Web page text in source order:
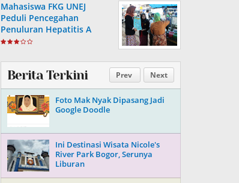
Bekas Kebakaran
Mahasiswa FKG UNEJ
Peduli Pencegahan
Penuluran Hepatitis A
Prev Next
Berita Terkini
Foto Mak Nyak Dipasang Jadi
Google Doodle
Ini Destinasi Wisata Nicole's
River Park Bogor, Serunya
Liburan